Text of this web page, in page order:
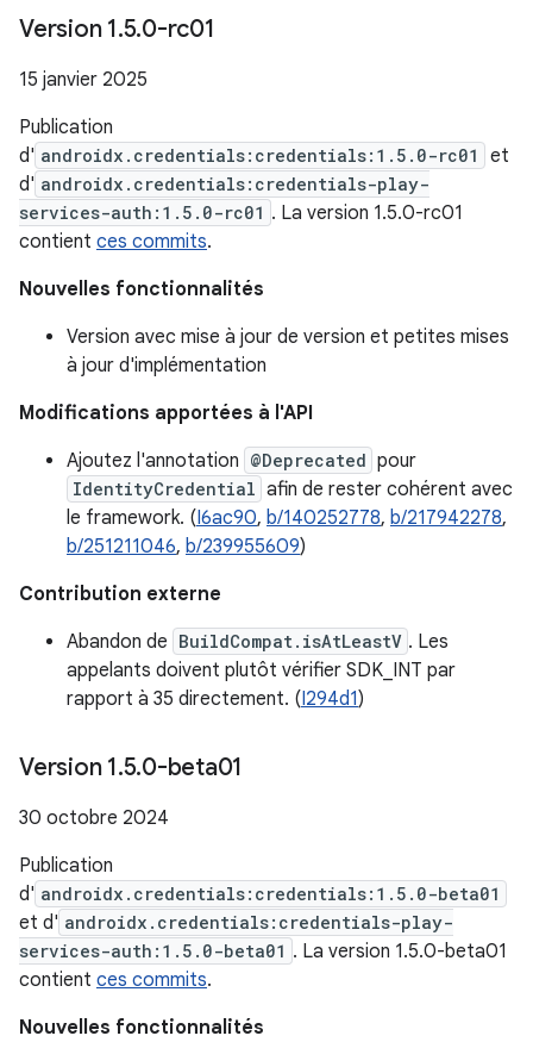
Version 1.5.0-rc01
15 janvier 2025
Publication
d' androidx.credentials:credentials:1.5.0-rc01
et
d' androidx.credentials:credentials-play-
services-auth:1.5.0-rc01 . La version 1.5.0-rc01
contient ces commits.
Nouvelles fonctionnalités
Version avec mise à jour de version et petites mises
à jour d'implémentation
Modifications apportées à l'API
Ajoutez l'annotation @Deprecated pour
IdentityCredential afin de rester cohérent avec
le framework. (I6ac90, b/140252778, b/217942278,
b/251211046, b/239955609)
Contribution externe
Abandon de BuildCompat.isAtLeastV . Les
appelants doivent plutôt vérifier SDK_INT par
rapport à 35 directement. (I294d1)
Version 1.5.0-beta01
30 octobre 2024
Publication
d' androidx.credentials:credentials:1.5.0-beta01
et d' androidx.credentials:credentials-play-
services-auth:1.5.0-beta01 . La version 1.5.0-beta01
contient ces commits.
Nouvelles fonctionnalités